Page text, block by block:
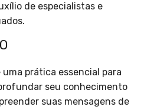
de especialistas e
uma prática essencial para
seu conhecimento
suas mensagens de